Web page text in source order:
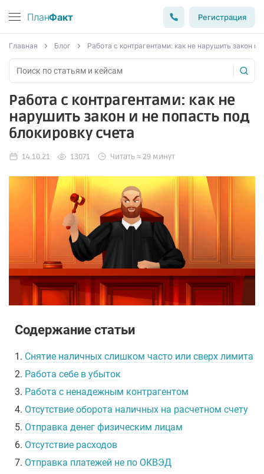
ПланФакт Регистрация
Главная Блог Работа с контрагентами: как не нарушить закон и
Работа с контрагентами: как не
нарушить закон и не попасть под
блокировку счета
14.10.21 13071 Читать ≈ 29 минут
Содержание статьи
1. Снятие наличных слишком часто или сверх лимита
2. Работа себе в убыток
3. Работа с ненадежным контрагентом
4. Отсутствие оборота наличных на расчетном счету
5. Отправка денег физическим лицам
6. Отсутствие расходов
7. Отправка платежей не по ОКВЭД